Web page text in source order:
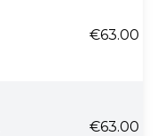
€63.00
€63.00